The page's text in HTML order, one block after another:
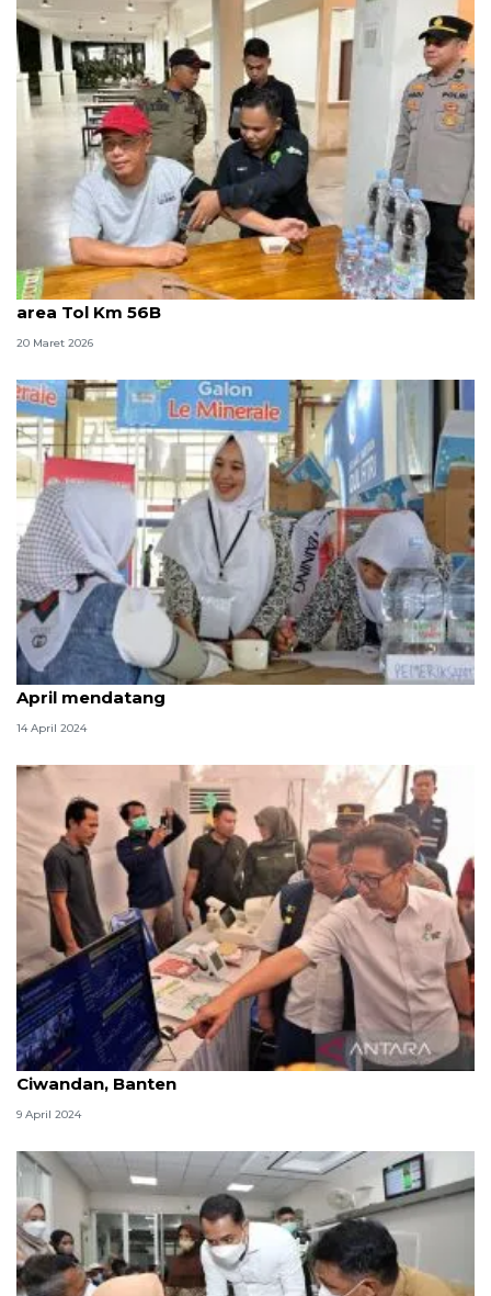
Polda Sumsel hadirkan cek kesehatan gratis di rest
area Tol Km 56B
20 Maret 2026
Pos kesehatan di Jakpus tetap optimal hingga 16
April mendatang
14 April 2024
Menkes tinjau pos pelayanan kesehatan Pelabuhan
Ciwandan, Banten
9 April 2024